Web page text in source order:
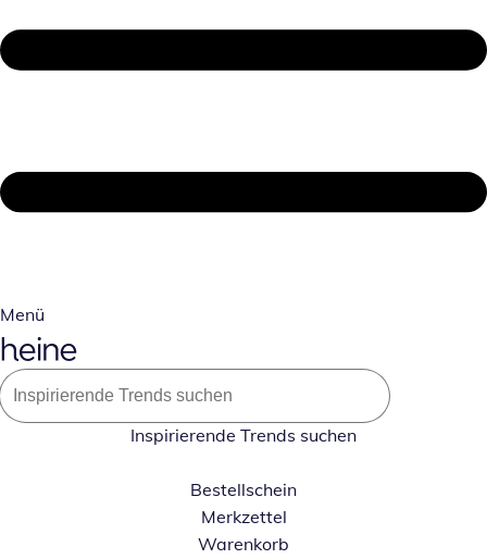
Menü
Inspirierende Trends suchen
Bestellschein
Merkzettel
Warenkorb